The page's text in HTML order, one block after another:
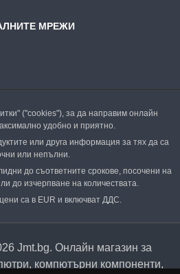
МРЕЖИ
("cookies"), за да направим онлайн
удобно и приятно.
или друга информация за тях да са
или непълни.
до съответните срокове, посочени на
до изчерпване на количествата.
са в EUR и включват ДДС.
Jmt.bg. Онлайн магазин за
компютърни компоненти,